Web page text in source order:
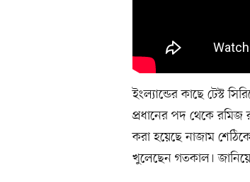
ইংল্যান্ডের কাছে টেস্ট
প্রধানের পদ থেকে রমিজ
করা হয়েছে নাজাম
খুলেছেন গতকাল।